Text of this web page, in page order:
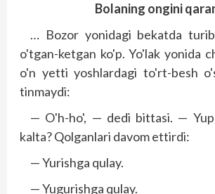
Bolaning ongini
… Bozor yonidagi bekatda
o'tgan-ketgan ko'p. Yo'lak yonida
o'n yetti yoshlardagi to'rt-besh
tinmaydi:
— O'h-ho', — dedi bittasi. —
kalta? Qolganlari davom ettirdi:
— Yurishga qulay.
— Yugurishga qulay.